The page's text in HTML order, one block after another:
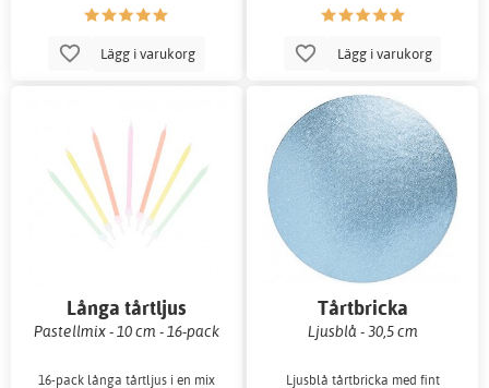
Lägg i varukorg Lägg i varukorg
Långa tårtljus
Pastellmix - 10 cm - 16-pack
16-pack långa tårtljus i en mix
Tårtbricka
Ljusblå - 30,5 cm
Ljusblå tårtbricka med fint